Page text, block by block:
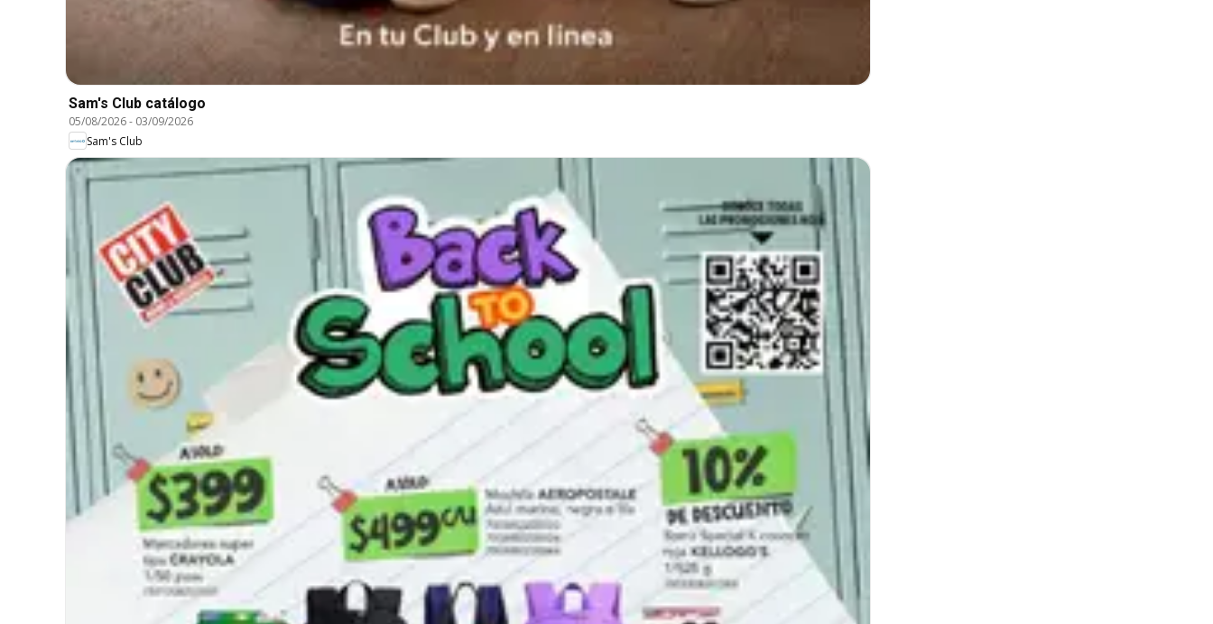
Sam's Club catálogo
05/08/2026- 03/09/2026
Sam's Club